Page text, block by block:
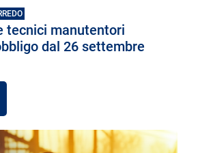
tecnici manutentori
dal 26 settembre